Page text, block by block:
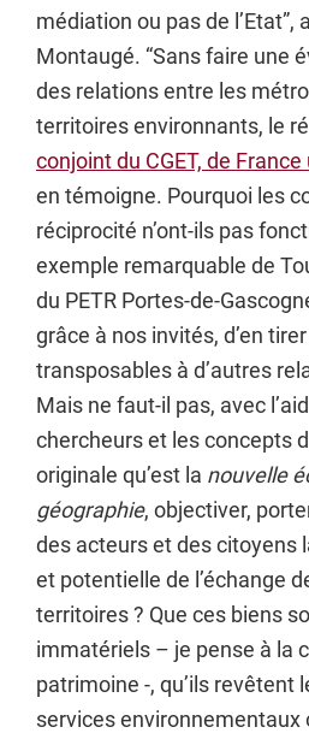
médiation ou pas de l’Etat”,
Montaugé. “Sans faire une
des relations entre les
territoires environnants, le
conjoint du CGET, de France
en témoigne. Pourquoi les
réciprocité n’ont-ils pas
exemple remarquable de
du PETR Portes-de-
grâce à nos invités, d’en
transposables à d’autres
Mais ne faut-il pas, avec
chercheurs et les concepts
originale qu’est la nouvelle
géographie, objectiver,
des acteurs et des citoyens
et potentielle de l’échange
territoires ? Que ces biens
immatériels – je pense à la
patrimoine -, qu’ils revêtent
services environnementaux